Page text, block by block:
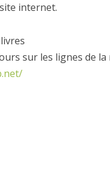
internet.
sur les lignes de